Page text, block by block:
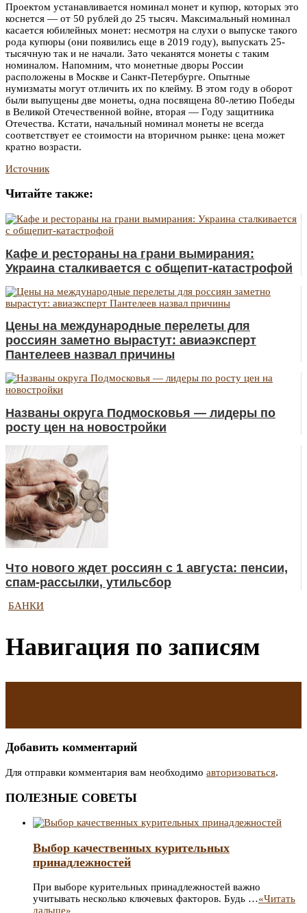
Проектом устанавливается номинал монет и купюр, которых это
коснется — от 50 рублей до 25 тысяч. Максимальный номинал
касается юбилейных монет: несмотря на слухи о выпуске такого
рода купюры (они появились еще в 2019 году), выпускать 25-
тысячную так и не начали. Зато чеканятся монеты с таким
номиналом. Напомним, что монетные дворы России
расположены в Москве и Санкт-Петербурге. Опытные
нумизматы могут отличить их по клейму. В этом году в оборот
были выпущены две монеты, одна посвящена 80-летию Победы
в Великой Отечественной войне, вторая — Году защитника
Отечества. Кстати, начальный номинал монеты не всегда
соответствует ее стоимости на вторичном рынке: цена может
кратно возрасти.
Источник
Читайте также:
Кафе и рестораны на грани вымирания:
Украина сталкивается с общепит-катастрофой
Цены на международные перелеты для
россиян заметно вырастут: авиаэксперт
Пантелеев назвал причины
Названы округа Подмосковья — лидеры по
росту цен на новостройки
Что нового ждет россиян с 1 августа: пенсии,
спам-рассылки, утильсбор
БАНКИ
Навигация по записям
Добавить комментарий
Для отправки комментария вам необходимо авторизоваться.
ПОЛЕЗНЫЕ СОВЕТЫ
Выбор качественных курительных
принадлежностей
При выборе курительных принадлежностей важно
учитывать несколько ключевых факторов. Будь …«Читать
дальше»